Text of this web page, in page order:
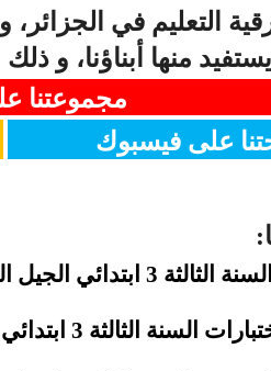
التعليم في
منها أبناؤنا، و
مجموعتنا
على فيسبوك
الجيل الثاني
السنة الثالثة 3 ابتدائي الجيل الثاني